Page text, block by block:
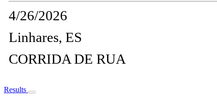
4/26/2026
Linhares, ES
CORRIDA DE RUA
Results